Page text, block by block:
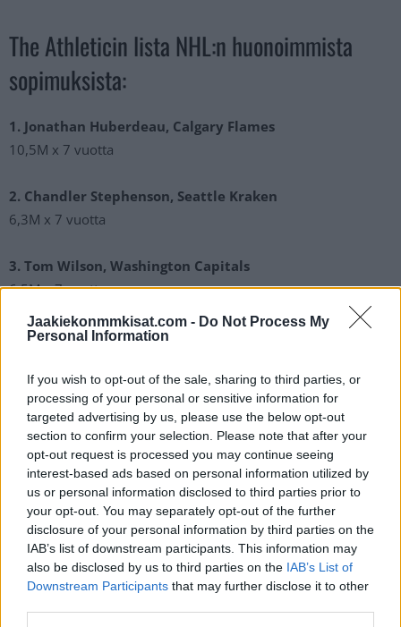
Jaakiekonmmkisat.com - Do Not Process My
Personal Information
If you wish to opt-out of the sale, sharing to third parties, or
processing of your personal or sensitive information for
targeted advertising by us, please use the below opt-out
section to confirm your selection. Please note that after your
opt-out request is processed you may continue seeing
interest-based ads based on personal information utilized by
us or personal information disclosed to third parties prior to
your opt-out. You may separately opt-out of the further
disclosure of your personal information by third parties on the
IAB’s list of downstream participants. This information may
also be disclosed by us to third parties on the IAB’s List of
Downstream Participants that may further disclose it to other
The Athleticin lista NHL:n huonoimmista
sopimuksista:
1. Jonathan Huberdeau, Calgary Flames
10,5M x 7 vuotta
2. Chandler Stephenson, Seattle Kraken
6,3M x 7 vuotta
3. Tom Wilson, Washington Capitals
6,5M x 7 vuotta
4. Colton Parayko, St. Louis Blues
5. Damon Severson, Columbus Blue Jackets
6,3M x 7 vuotta
6. Mark Scheifele, Winnipeg Jets
8,5M x 7 vuotta
7. Sean Couturier, Philadelphia Flyers
7,75M x 6 vuotta
8. Seth Jones, Chicago Blackhawks